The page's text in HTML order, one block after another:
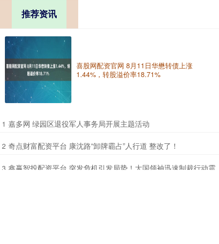
推荐资讯
喜股网配资官网 8月11日华懋转债上涨
1.44%，转股溢价率18.71%
1 ​嘉多网 绿园区退役军人事务局开展主题活动
2 ​奇点财富配资平台 康沈路“卸牌霸占”人行道 整改了！
3 ​鑫赢智投配资平台 突发危机引发局势！大国领袖迅速制裁行动震